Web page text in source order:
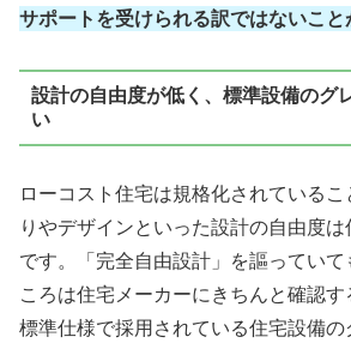
サポートを受けられる訳ではないこと
設計の自由度が低く、標準設備のグ
い
ローコスト住宅は規格化されている
りやデザインといった設計の自由度
です。「完全自由設計」を謳っていて
ころは住宅メーカーにきちんと確認す
標準仕様で採用されている住宅設備の